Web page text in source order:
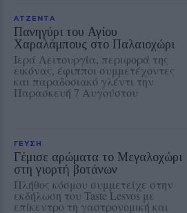
ΑΤΖΕΝΤΑ
Πανηγύρι του Αγίου
Χαραλάμπους στο Παλαιοχώρι
Ιερά Λειτουργία, περιφορά της
εικόνας, έφιπποι συμμετέχοντες
και παραδοσιακό γλέντι την
Παρασκευή 7 Αυγούστου
ΓΕΥΣΗ
Γέμισε αρώματα το Μεγαλοχώρι
στη γιορτή βοτάνων
Πλήθος κόσμου συμμετείχε στην
εκδήλωση του Taste Lesvos με
επίκεντρο τη γαστρονομική και